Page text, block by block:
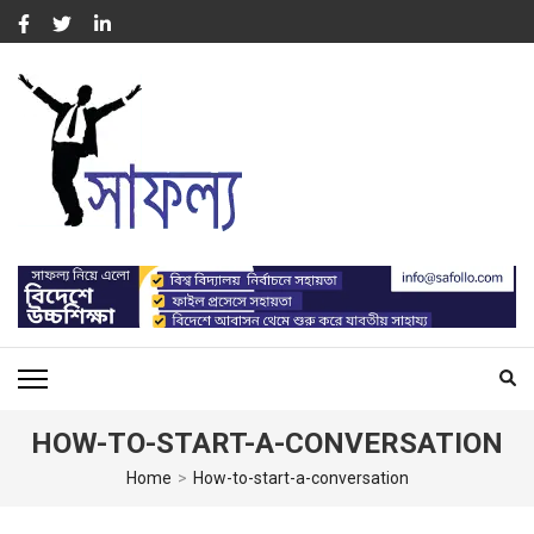
Skip
to
content
(Press
সাফল্য – SUCCESS : WORK
FOR CAPACITY BUILDING
For Capacity Building of Professional People
HOW-TO-START-A-CONVERSATION
Home > How-to-start-a-conversation